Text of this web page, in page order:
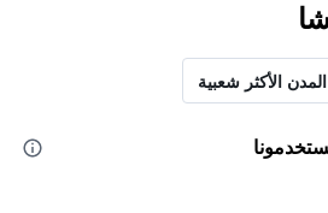
المدن الأكثر شعبية